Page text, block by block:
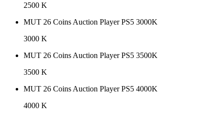
2500 K
MUT 26 Coins Auction Player PS5 3000K
3000 K
MUT 26 Coins Auction Player PS5 3500K
3500 K
MUT 26 Coins Auction Player PS5 4000K
4000 K